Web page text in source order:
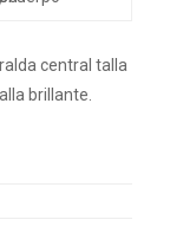
central talla
brillante.